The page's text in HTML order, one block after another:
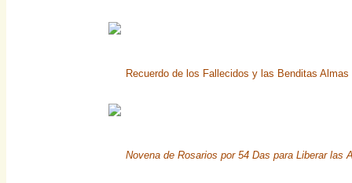
Recuerdo de los Fallecidos y las Benditas
Novena de Rosarios por 54 Das para Liberar las